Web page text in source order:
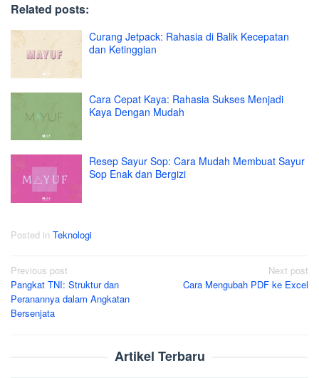
Related posts:
Curang Jetpack: Rahasia di Balik Kecepatan
dan Ketinggian
Cara Cepat Kaya: Rahasia Sukses Menjadi
Kaya Dengan Mudah
Resep Sayur Sop: Cara Mudah Membuat Sayur
Sop Enak dan Bergizi
Posted in Teknologi
Post
navigation
Previous post
Pangkat TNI: Struktur dan
Peranannya dalam Angkatan
Bersenjata
Next post
Cara Mengubah PDF ke Excel
Artikel Terbaru